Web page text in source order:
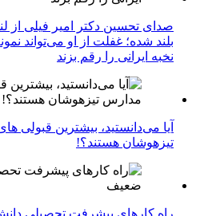
صدای تحسین دکتر امیر فیلی از
بلند شده؛ غفلت از او می‌تواند
نخبه ایرانی را رقم بزند
آیا می‌دانستید، بیشترین قبولی
تیزهوشان هستند؟!